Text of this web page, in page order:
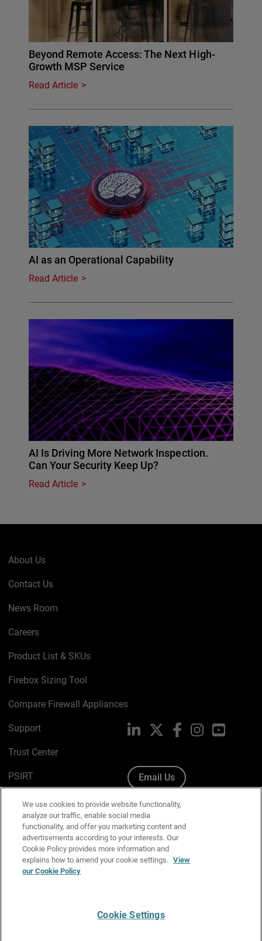
Beyond Remote Access: The Next High-
Growth MSP Service
Read Article
AI as an Operational Capability
Read Article
AI Is Driving More Network Inspection.
Can Your Security Keep Up?
Read Article
About Us
Contact Us
News Room
Careers
Product List & SKUs
Firebox Sizing Tool
Compare Firewall Appliances
Support
Trust Center
PSIRT
Cookie Policy
Privacy Policy
Media & Brand Kit
Manage Email Preferences
LinkedIn FacebookInstagramYouTube
Email Us
We use cookies to provide website functionality,
analyze our traffic, enable social media
functionality, and offer you marketing content and
advertisements according to your interests. Our
Cookie Policy provides more information and
explains how to amend your cookie settings. View
our Cookie Policy
Cookie Settings